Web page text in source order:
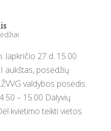
lapkričio 27 d. 15.00
aukštas, posėdžių
valdybos posėdis.
– 15.00 Dalyvių
kvietimo teikti vietos